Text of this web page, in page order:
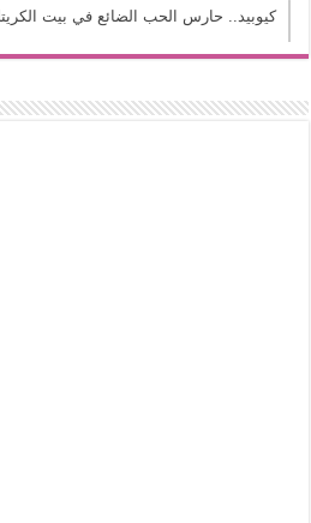
كيوبيد.. حارس الحب الضائع في بيت